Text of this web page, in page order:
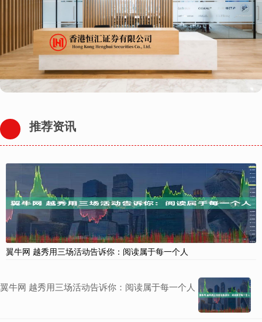
推荐资讯
翼牛网 越秀用三场活动告诉你：阅读属于每一个人
翼牛网 越秀用三场活动告诉你：阅读属于每一个人